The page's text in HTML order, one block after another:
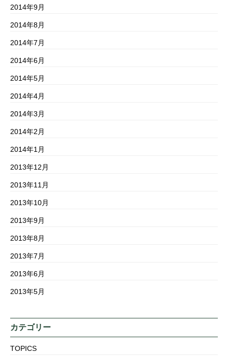
2014年9月
2014年8月
2014年7月
2014年6月
2014年5月
2014年4月
2014年3月
2014年2月
2014年1月
2013年12月
2013年11月
2013年10月
2013年9月
2013年8月
2013年7月
2013年6月
2013年5月
カテゴリー
TOPICS